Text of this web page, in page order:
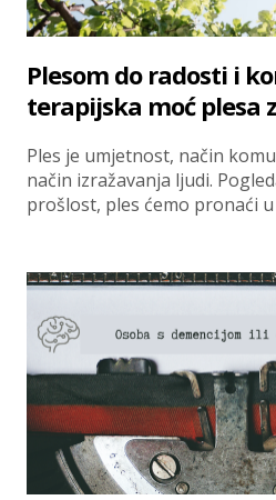
Plesom do radosti i
terapijska moć plesa
Ples je umjetnost, način
način izražavanja ljudi.
prošlost, ples ćemo pronaći